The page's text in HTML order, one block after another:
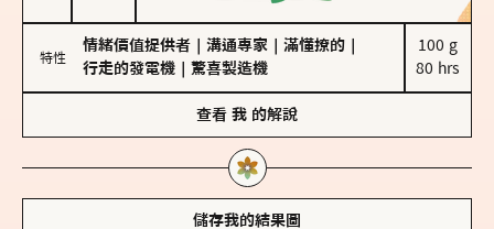
特性
情緒價值提供者 溝通專家 滿懂撩的
行走的發電機
驚喜製造機
100 g
80 hrs
查看 我 的解說
儲存我的結果圖